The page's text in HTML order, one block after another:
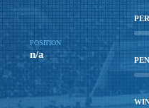
POSITION
n/a